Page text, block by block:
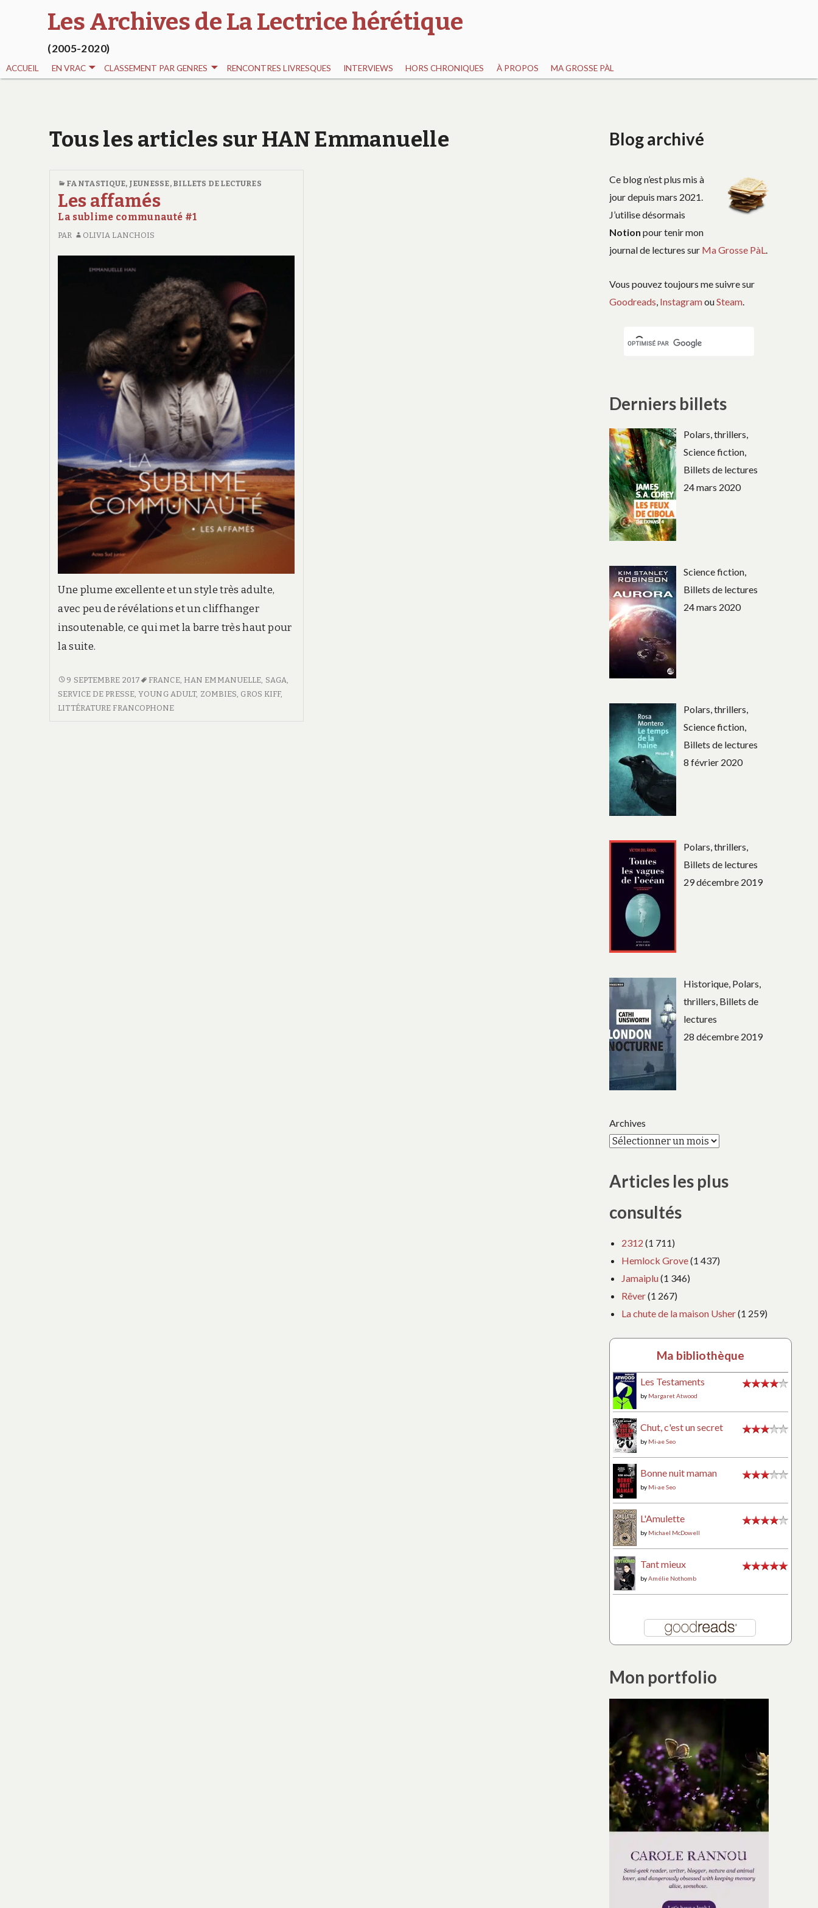
Les Archives de La Lectrice hérétique
(2005-2020)
ACCUEIL EN VRAC CLASSEMENT PAR GENRES RENCONTRES LIVRESQUES INTERVIEWS HORS CHRONIQUES À PROPOS MA GROSSE PÀL
Tous les articles sur HAN Emmanuelle
FANTASTIQUE, JEUNESSE, BILLETS DE LECTURES
Les affamés
La sublime communauté #1
PAR OLIVIA LANCHOIS
Une plume excellente et un style très adulte,
avec peu de révélations et un cliffhanger
insoutenable, ce qui met la barre très haut pour
la suite.
<SPAN
CLASS="ENTRY-
TITLE-
9 SEPTEMBRE 2017 FRANCE, HAN EMMANUELLE SAGA
SERVICE DE PRESSE,YOUNG ADULT, ZOMBIES GROS KIFF,
LITTÉRATURE FRANCOPHONE
Blog archivé
Ce blog n’est plus mis à
jour depuis mars 2021.
J’utilise désormais
Notion pour tenir mon
journal de lectures sur Ma Grosse PàL.
Vous pouvez toujours me suivre sur
Goodreads, InstagramouSteam.
Derniers billets
Polars, thrillers,
Science fiction,
Billets de lectures
24 mars 2020
Science fiction,
Billets de lectures
24 mars 2020
Polars, thrillers,
Science fiction,
Billets de lectures
8 février 2020
Polars, thrillers,
Billets de lectures
29 décembre 2019
Historique, Polars,
thrillers, Billets de
lectures
28 décembre 2019
Archives
Articles les plus
consultés
2312 (1 711)
Hemlock Grove(1 437)
Jamaiplu(1 346)
Rêver(1 267)
La chute de la maison Usher(1 259)
Ma bibliothèque
Les Testaments
by Margaret Atwood
Chut, c'est un secret
by Mi-ae Seo
Bonne nuit maman
by Mi-ae Seo
L'Amulette
by Michael McDowell
Tant mieux
byAmélie Nothomb
Mon portfolio